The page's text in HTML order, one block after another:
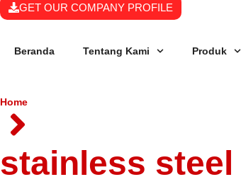
GET OUR COMPANY PROFILE
Beranda Tentang Kami Produk
Home
stainless